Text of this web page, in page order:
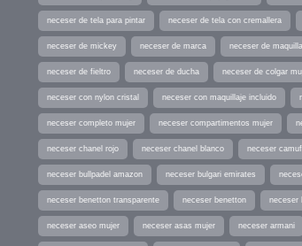
neceser de tela para pintar neceser de tela con cremallera
neceser de mickey neceser de marca neceser de
neceser de fieltro neceser de ducha neceser de colgar
neceser con nylon cristal neceser con maquillaje incluido
neceser completo mujer neceser compartimentos mujer
neceser chanel rojo neceser chanel blanco neceser
neceser bullpadel amazon neceser bulgari emirates
neceser benetton transparente neceser benetton neceser
neceser aseo mujer neceser asas mujer neceser armani